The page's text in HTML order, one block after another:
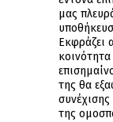
μας
Εκφράζει
της θα
της